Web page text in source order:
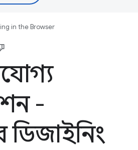
in the Browser
-
ডিজাইনিং